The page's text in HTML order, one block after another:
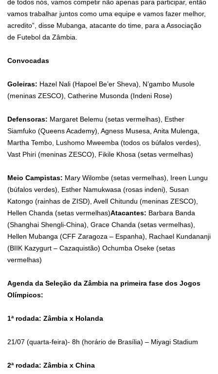
de todos nós, vamos competir não apenas para participar, então
vamos trabalhar juntos como uma equipe e vamos fazer melhor,
acredito”, disse Mubanga, atacante do time, para a Associação
de Futebol da Zâmbia.
Convocadas
Goleiras: Hazel Nali (Hapoel Be’er Sheva), N’gambo Musole
(meninas ZESCO), Catherine Musonda (Indeni Rose)
Defensoras: Margaret Belemu (setas vermelhas), Esther
Siamfuko (Queens Academy), Agness Musesa, Anita Mulenga,
Martha Tembo, Lushomo Mweemba (todos os búfalos verdes),
Vast Phiri (meninas ZESCO), Fikile Khosa (setas vermelhas)
Meio Campistas: Mary Wilombe (setas vermelhas), Ireen Lungu
(búfalos verdes), Esther Namukwasa (rosas indeni), Susan
Katongo (rainhas de ZISD), Avell Chitundu (meninas ZESCO),
Hellen Chanda (setas vermelhas)Atacantes: Barbara Banda
(Shanghai Shengli-China), Grace Chanda (setas vermelhas),
Hellen Mubanga (CFF Zaragoza – Espanha), Rachael Kundananji
(BIIK Kazygurt – Cazaquistão) Ochumba Oseke (setas
vermelhas)
Agenda da Seleção da Zâmbia na primeira fase dos Jogos
Olímpicos:
1ª rodada: Zâmbia x Holanda
21/07 (quarta-feira)- 8h (horário de Brasília) – Miyagi Stadium
2ª rodada: Zâmbia x China